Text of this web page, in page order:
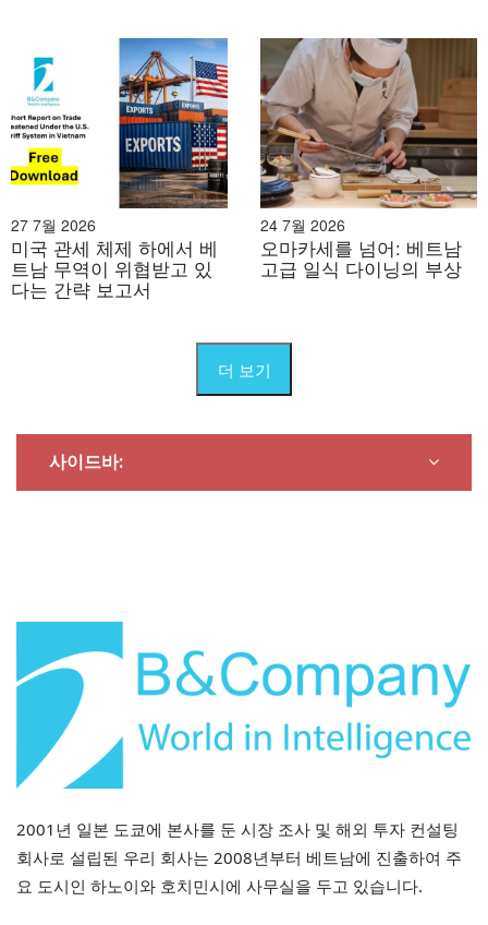
27 7월 2026
미국 관세 체제 하에서 베
트남 무역이 위협받고 있
다는 간략 보고서
24 7월 2026
오마카세를 넘어: 베트남
고급 일식 다이닝의 부상
더 보기
사이드바:
2001년 일본 도쿄에 본사를 둔 시장 조사 및 해외 투자 컨설팅
회사로 설립된 우리 회사는 2008년부터 베트남에 진출하여 주
요 도시인 하노이와 호치민시에 사무실을 두고 있습니다.